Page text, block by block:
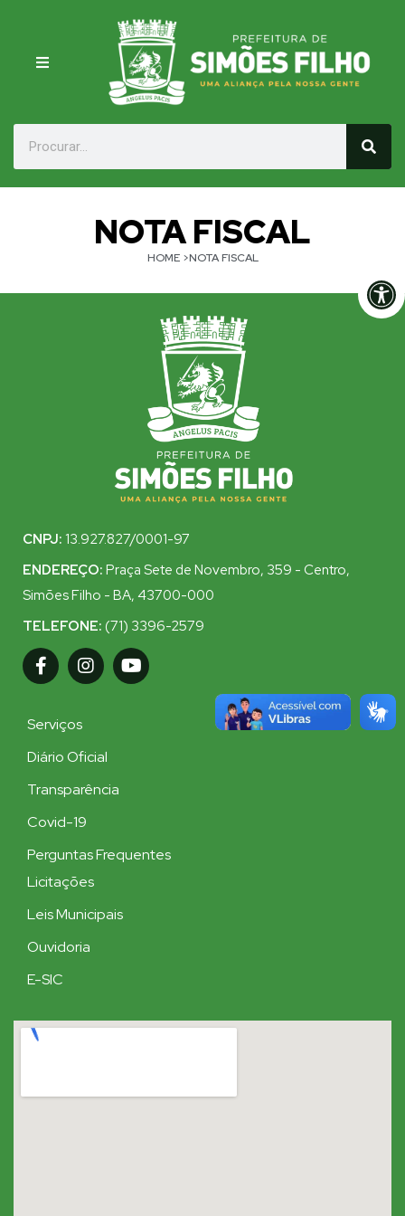
NOTA FISCAL
HOME>NOTA FISCAL
CNPJ: 13.927.827/0001-97
ENDEREÇO: Praça Sete de Novembro, 359 - Centro,
Simões Filho - BA, 43700-000
TELEFONE: (71) 3396-2579
Serviços
Diário Oficial
Transparência
Covid-19
Perguntas Frequentes
Licitações
Leis Municipais
Ouvidoria
E-SIC